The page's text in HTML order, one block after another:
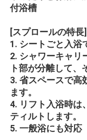
付浴槽
[スプロールの特長]
1. シートごと入浴
2. シャワーキャリ
ト部が分離して、
3. 省スペースで高
ます。
4. リフト入浴時は
ティルトします。
5. 一般浴にも対応